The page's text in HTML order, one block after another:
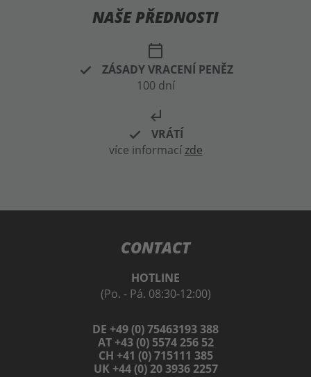
NAŠE PŘEDNOSTI
calendar_today
ZÁSADY VRACENÍ PENĚZ
100 dní
subdirectory_arrow_left
VRÁTÍ
více informacízde
CONTACT
HOTLINE
(Po. - Pá. 08:30-12:00)
DE +49 (0) 75463193 388
AT +43 (0) 5574 256 52
CH +41 (0) 715111 385
UK +44 (0) 20 3936 2257